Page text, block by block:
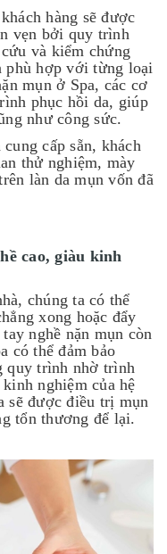
hàng sẽ được
vẹn bởi quy trình
và kiểm chứng
phù hợp với từng loại
mụn ở Spa, các cơ
phục hồi da, giúp
như công sức.
cấp sẵn, khách
thử nghiệm, mày
làn da mụn vốn đã
cao, giàu kinh
chúng ta có thể
xong hoặc đẩy
nghề nặn mụn còn
có thể đảm bảo
quy trình nhờ trình
nghiệm của hệ
sẽ được điều trị mụn
tổn thương để lại.